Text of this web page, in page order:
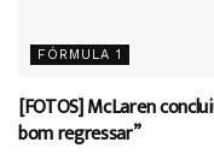
FÓRMULA 1
[FOTOS] McLaren
bom regressar”